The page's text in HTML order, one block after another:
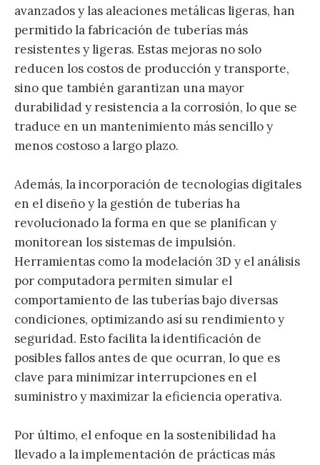
avanzados y las aleaciones metálicas ligeras, han
permitido la fabricación de tuberías más
resistentes y ligeras. Estas mejoras no solo
reducen los costos de producción y transporte,
sino que también garantizan una mayor
durabilidad y resistencia a la corrosión, lo que se
traduce en un mantenimiento más sencillo y
menos costoso a largo plazo.
Además, la incorporación de tecnologías digitales
en el diseño y la gestión de tuberías ha
revolucionado la forma en que se planifican y
monitorean los sistemas de impulsión.
Herramientas como la modelación 3D y el análisis
por computadora permiten simular el
comportamiento de las tuberías bajo diversas
condiciones, optimizando así su rendimiento y
seguridad. Esto facilita la identificación de
posibles fallos antes de que ocurran, lo que es
clave para minimizar interrupciones en el
suministro y maximizar la eficiencia operativa.
Por último, el enfoque en la sostenibilidad ha
llevado a la implementación de prácticas más